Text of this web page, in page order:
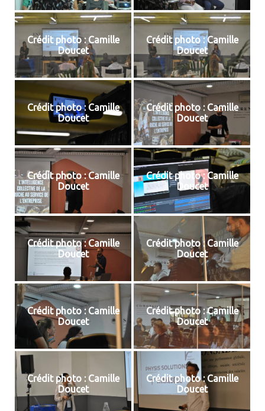
Crédit photo : Camille
Doucet
Crédit photo : Camille
Doucet
Crédit photo : Camille
Doucet
Crédit photo : Camille
Doucet
Crédit photo : Camille
Doucet
Crédit photo : Camille
Doucet
Crédit photo : Camille
Doucet
Crédit photo : Camille
Doucet
Crédit photo : Camille
Doucet
Crédit photo : Camille
Doucet
Crédit photo : Camille
Doucet
Crédit photo : Camille
Doucet